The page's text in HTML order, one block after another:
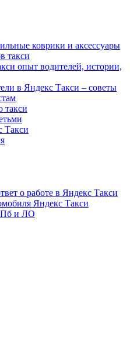
коврики и аксессуары
такси
опыт водителей, истории,
в Яндекс Такси – советы
такси
Такси
о работе в Яндекс Такси
Яндекс Такси
и ЛО